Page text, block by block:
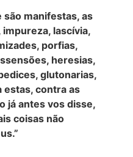
são manifestas, as
lascívia,
porfias,
heresias,
glutonarias,
estas, contra as
já antes vos disse,
coisas não